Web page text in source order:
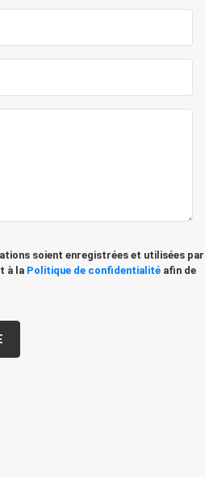
soient enregistrées et utilisées par
à la Politique de confidentialité afin de